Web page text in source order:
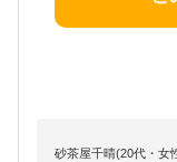
砂茶屋千晴(20代・女